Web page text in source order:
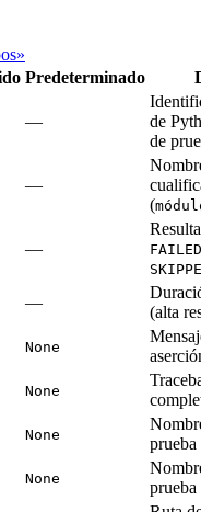
Predeterminado
—
de
de
—
(
—
FAILED
—
(alta
None
None
None
prueba
None
prueba